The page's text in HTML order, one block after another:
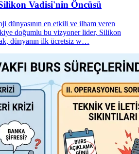
Vadisi'nin Öncüsü
dünyasının en etkili ve ilham veren
doğumlu bu vizyoner lider, Silikon
dünyanın ilk ücretsiz w…